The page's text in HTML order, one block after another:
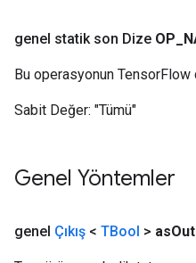
genel statik son Dize OP
Bu operasyonun TensorFlow
Sabit Değer: "Tümü"
Genel Yöntemler
genel Çıkış < TBool > as